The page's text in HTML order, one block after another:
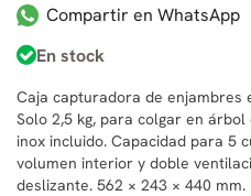
Compartir en WhatsApp
En stock
Caja capturadora de enjambres
Solo 2,5 kg, para colgar en
inox incluido. Capacidad para 5
volumen interior y doble
deslizante. 562 × 243 × 440 mm.